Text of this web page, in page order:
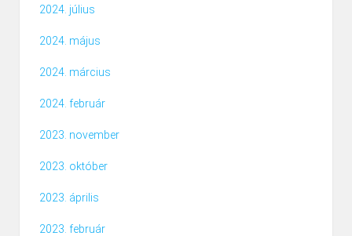
2024. július
2024. május
2024. március
2024. február
2023. november
2023. október
2023. április
2023. február